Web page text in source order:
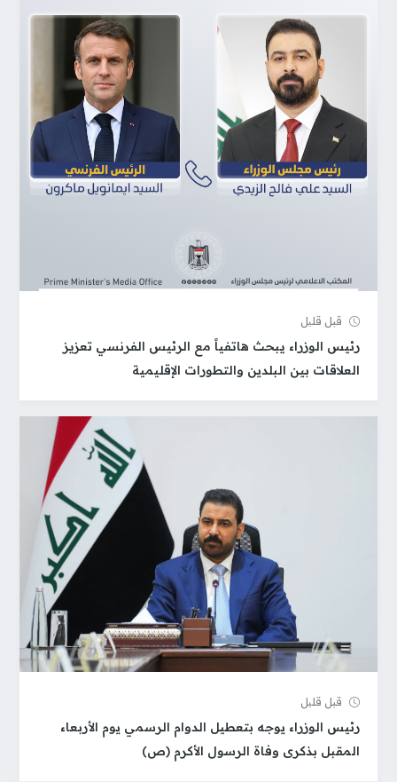
قبل قلیل
رئيس الوزراء يبحث هاتفياً مع الرئيس الفرنسي تعزيز
العلاقات بين البلدين والتطورات الإقليمية
قبل قلیل
رئيس الوزراء يوجه بتعطيل الدوام الرسمي يوم الأربعاء
المقبل بذكرى وفاة الرسول الأكرم (ص)